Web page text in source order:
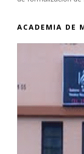
ACADEMIA DE